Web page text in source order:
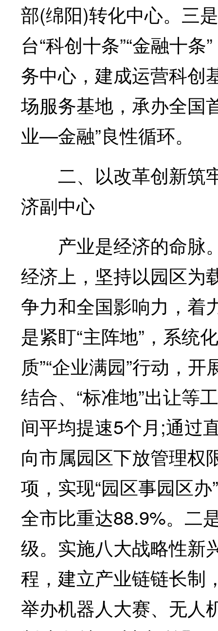
部(绵阳)转化中心。三
台“科创十条”“金融十
务中心，建成运营科创
场服务基地，承办全国
业—金融”良性循环。
二、以改革创新筑
济副中心
产业是经济的命脉
经济上，坚持以园区为
争力和全国影响力，着
是紧盯“主阵地”，系统
质”“企业满园”行动，
结合、“标准地”出让等
间平均提速5个月;通过
向市属园区下放管理权
项，实现“园区事园区
全市比重达88.9%。二
级。实施八大战略性新
程，建立产业链链长制
举办机器人大赛、无人